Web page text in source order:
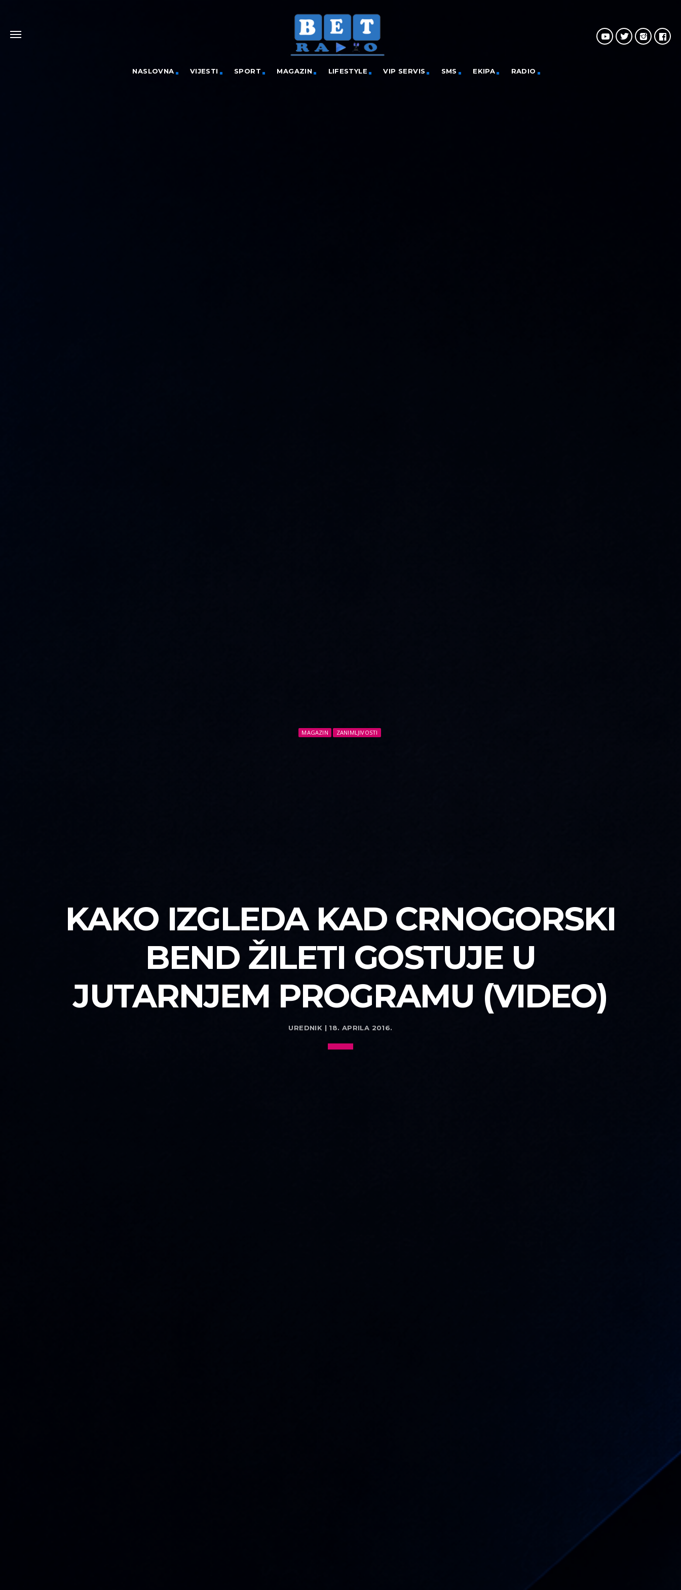
NASLOVNA VIJESTI SPORT MAGAZIN LIFESTYLE VIP SERVIS SMS EKIPA RADIO
MAGAZIN ZANIMLJIVOSTI
KAKO IZGLEDA KAD CRNOGORSKI
BEND ŽILETI GOSTUJE U
JUTARNJEM PROGRAMU (VIDEO)
UREDNIK | 18. APRILA 2016.